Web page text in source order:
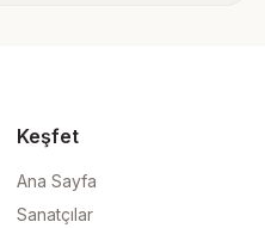
Keşfet
Ana Sayfa
Sanatçılar